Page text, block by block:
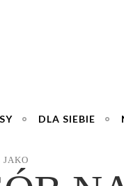
DLA SIEBIE
JAKO